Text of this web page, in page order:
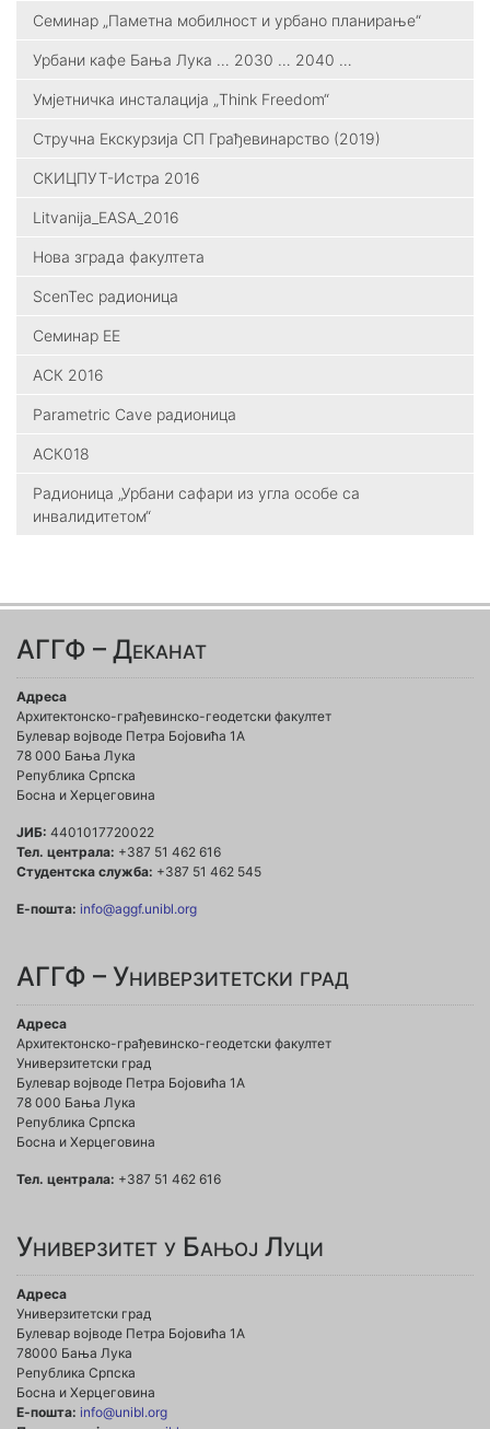
Семинар „Паметна мобилност и урбано планирање“
Урбани кафе Бања Лука … 2030 … 2040 …
Умјетничка инсталација „Think Freedom“
Стручна Екскурзија СП Грађевинарство (2019)
СКИЦПУТ-Истра 2016
Litvanija_ЕАSА_2016
Нова зграда факултета
ScenTec радионица
Семинар ЕЕ
АСК 2016
Parametric Cave радионица
АСК018
Радионица „Урбани сафари из угла особе са
инвалидитетом“
АГГФ – Деканат
Адреса
Архитектонско-грађевинско-геодетски факултет
Булевар војводе Петра Бојовића 1A
78 000 Бања Лука
Република Српска
Босна и Херцеговина
ЈИБ: 4401017720022
Тел. централа: +387 51 462 616
Студентска служба: +387 51 462 545
Е-пошта: info@aggf.unibl.org
АГГФ – Универзитетски град
Адреса
Архитектонско-грађевинско-геодетски факултет
Универзитетски град
Булевар војводе Петра Бојовића 1A
78 000 Бања Лука
Република Српска
Босна и Херцеговина
Тел. централа: +387 51 462 616
Универзитет у Бањој Луци
Адреса
Универзитетски град
Булевар војводе Петра Бојовића 1А
78000 Бања Лука
Република Српска
Босна и Херцеговина
Е-пошта: info@unibl.org